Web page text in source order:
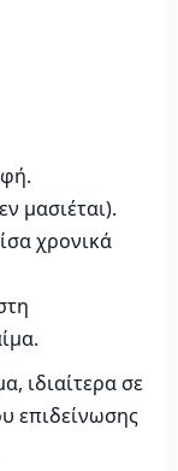
μασιέται).
χρονικά
ιδιαίτερα σε
επιδείνωσης